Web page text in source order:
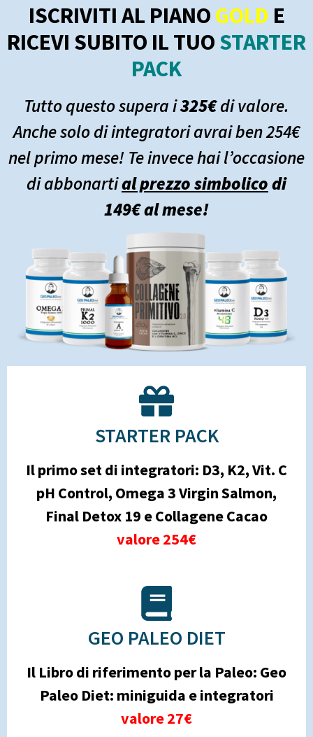
ISCRIVITI AL PIANO GOLD E
RICEVI SUBITO IL TUO STARTER
PACK
Tutto questo supera i325€di valore.
Anche solo di integratori avrai ben 254€
nel primo mese! Te invece hai l’occasione
di abbonartial prezzo simbolicodi
149€ al mese!
STARTER PACK
Il primo set di integratori: D3, K2, Vit. C
pH Control, Omega 3 Virgin Salmon,
Final Detox 19 e Collagene Cacao
valore 254€
GEO PALEO DIET
Il Libro di riferimento per la Paleo: Geo
Paleo Diet: miniguida e integratori
valore 27€